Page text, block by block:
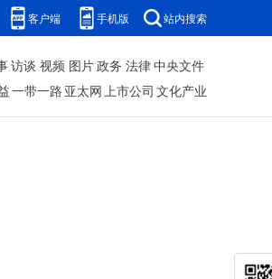
客户端 手机版 站内搜索
访谈 视频 图片政务 法律中央文件
一带一路 亚太网上市公司 文化产业